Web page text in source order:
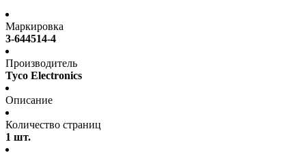
Маркировка
3-644514-4
Производитель
Tyco Electronics
Описание
Количество страниц
1 шт.